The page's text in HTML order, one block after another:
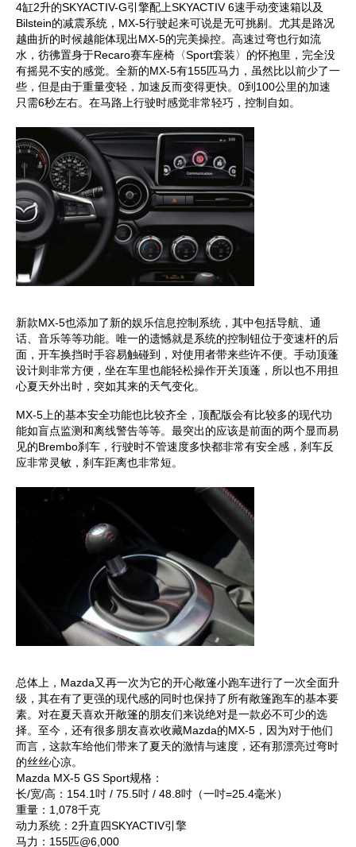
4缸2升的SKYACTIV-G引擎配上SKYACTIV 6速手动变速箱以及
Bilstein的减震系统，MX-5行驶起来可说是无可挑剔。尤其是路况
越曲折的时候越能体现出MX-5的完美操控。高速过弯也行如流
水，彷彿置身于Recaro赛车座椅〈Sport套装〉的怀抱里，完全没
有摇晃不安的感觉。全新的MX-5有155匹马力，虽然比以前少了一
些，但是由于重量变轻，加速反而变得更快。0到100公里的加速
只需6秒左右。在马路上行驶时感觉非常轻巧，控制自如。
新款MX-5也添加了新的娱乐信息控制系统，其中包括导航、通
话、音乐等等功能。唯一的遗憾就是系统的控制钮位于变速杆的后
面，开车换挡时手容易触碰到，对使用者带来些许不便。手动顶蓬
设计则非常方便，坐在车里也能轻松操作开关顶蓬，所以也不用担
心夏天外出时，突如其来的天气变化。
MX-5上的基本安全功能也比较齐全，顶配版会有比较多的现代功
能如盲点监测和离线警告等等。最突出的应该是前面的两个显而易
见的Brembo刹车，行驶时不管速度多快都非常有安全感，刹车反
应非常灵敏，刹车距离也非常短。
总体上，Mazda又再一次为它的开心敞篷小跑车进行了一次全面升
级，其在有了更强的现代感的同时也保持了所有敞篷跑车的基本要
素。对在夏天喜欢开敞篷的朋友们来说绝对是一款必不可少的选
择。至今，还有很多朋友喜欢收藏Mazda的MX-5，因为对于他们
而言，这款车给他们带来了夏天的激情与速度，还有那漂亮过弯时
的丝丝心凉。
Mazda MX-5 GS Sport规格：
长/宽/高：154.1吋 / 75.5吋 / 48.8吋（一吋=25.4毫米）
重量：1,078千克
动力系统：2升直四SKYACTIV引擎
马力：155匹@6,000